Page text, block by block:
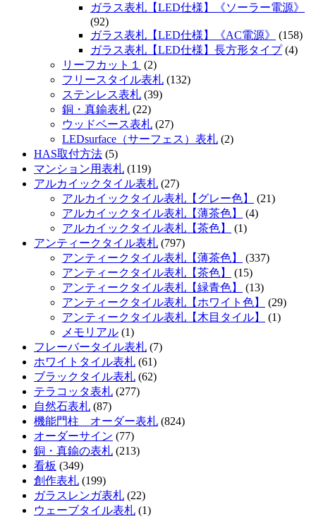
ガラス表札【LED仕様】《ソーラー電源》
(92)
ガラス表札【LED仕様】《AC電源》
(158)
ガラス表札【LED仕様】長方形タイプ(4)
リーフカット１
(2)
フリースタイル表札 (132)
ステンレス表札 (39)
銅・真鍮表札 (22)
ウッドベース表札 (27)
LEDsurface（サーフェス）表札 (2)
HAS取付方法 (5)
マンション用表札 (119)
アルカイックタイル表札 (27)
アルカイックタイル表札【グレー色】
(21)
アルカイックタイル表札【薄茶色】
(4)
アルカイックタイル表札【茶色】
(1)
アンティークタイル表札 (797)
アンティークタイル表札【薄茶色】
(337)
アンティークタイル表札【茶色】
(15)
アンティークタイル表札【緑青色】
(13)
アンティークタイル表札【ホワイト色】
(29)
アンティークタイル表札【木目タイル】
(1)
メモリアル (1)
フレーバータイル表札 (7)
ホワイトタイル表札 (61)
ブラックタイル表札 (62)
テラコッタ表札 (277)
自然石表札 (87)
機能門柱 オーダー表札 (824)
オーダーサイン (77)
銅・真鍮の表札 (213)
看板 (349)
創作表札 (199)
ガラスレンガ表札 (22)
ウェーブタイル表札 (1)